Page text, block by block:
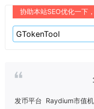
协助本站SEO优化一下
发币平台 Raydium市值